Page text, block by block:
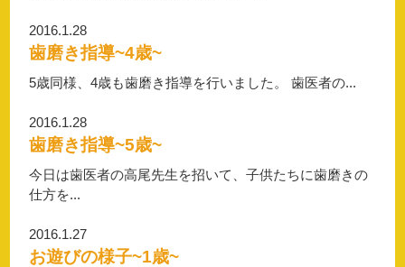
2016.1.28
歯磨き指導~4歳~
5歳同様、4歳も歯磨き指導を行いました。 歯医者の...
2016.1.28
歯磨き指導~5歳~
今日は歯医者の高尾先生を招いて、子供たちに歯磨きの
仕方を...
2016.1.27
お遊びの様子~1歳~